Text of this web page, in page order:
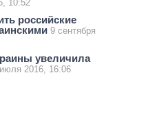
10:52
российские
9 сентября
увеличила
2016, 16:06